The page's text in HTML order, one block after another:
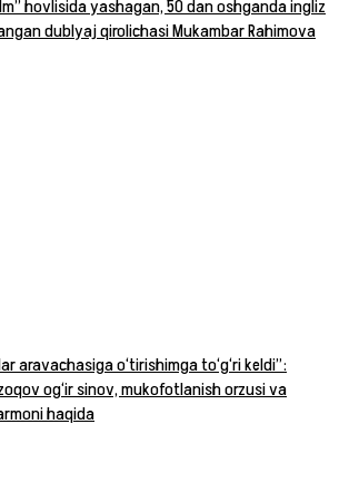
hovlisida yashagan, 50 dan oshganda ingliz
dublyaj qirolichasi Mukambar Rahimova
aravachasiga o‘tirishimga to‘g‘ri keldi”:
og‘ir sinov, mukofotlanish orzusi va
haqida